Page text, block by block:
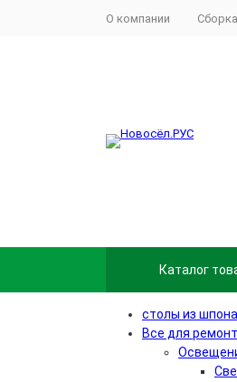
О компании
Каталог
столы из шпона
Все для